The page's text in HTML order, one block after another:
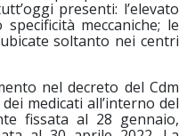
presenti: l’elevato
meccaniche; le
soltanto nei centri
nel decreto del Cdm
medicati all’interno del
fissata al 28 gennaio,